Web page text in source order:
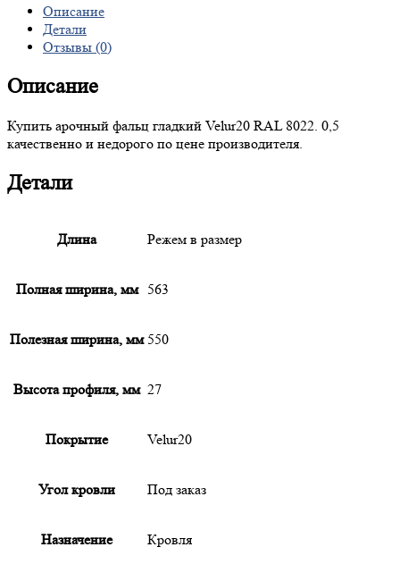
Описание
Детали
Отзывы (0)
Описание
Купить арочный фальц гладкий Velur20 RAL 8022. 0,5
качественно и недорого по цене производителя.
Детали
Длина Режем в размер
Полная ширина, мм 563
Полезная ширина, мм 550
Высота профиля, мм 27
Покрытие Velur20
Угол кровли Под заказ
Назначение Кровля